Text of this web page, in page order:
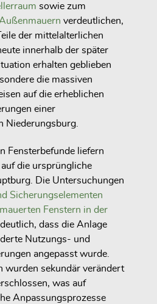
sowie zum
verdeutlichen,
der mittelalterlichen
innerhalb der später
erhalten geblieben
die massiven
auf die erheblichen
einer
Niederungsburg.
Fensterbefunde liefern
die ursprüngliche
Die Untersuchungen
Sicherungselementen
Fenstern in der
dass die Anlage
Nutzungs- und
angepasst wurde.
wurden sekundär verändert
was auf
Anpassungsprozesse